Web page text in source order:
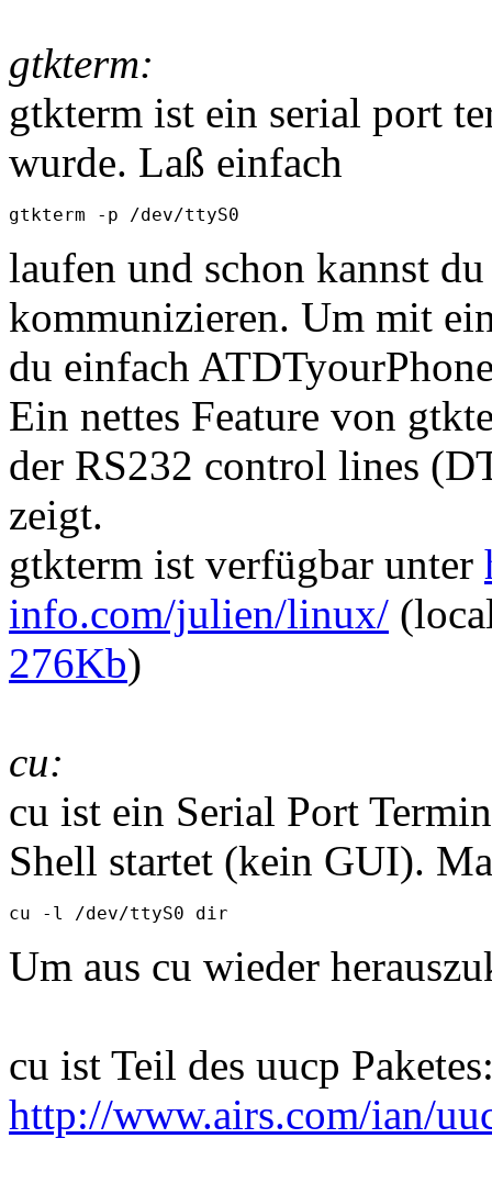
gtkterm:
gtkterm ist ein serial port
wurde. Laß einfach
laufen und schon kannst
kommunizieren. Um mit
du einfach
Ein nettes Feature von
der RS232 control lines
zeigt.
gtkterm ist verfügbar unter
info.com/julien/linux/
276Kb)
cu:
cu ist ein Serial Port
Shell startet (kein GUI).
Um aus cu wieder
cu ist Teil des uucp
http://www.airs.com/ian/